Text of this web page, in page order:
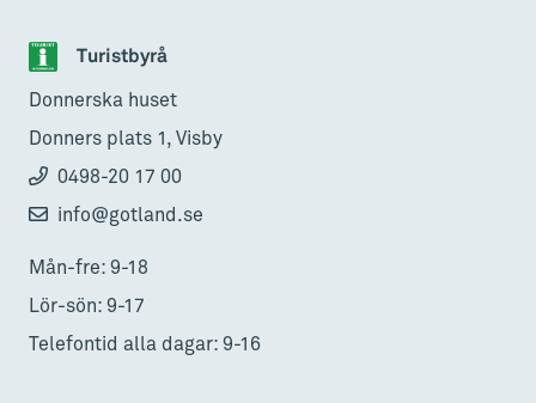
Turistbyrå
Donnerska huset
Donners plats 1, Visby
0498-20 17 00
info@gotland.se
Mån-fre: 9-18
Lör-sön: 9-17
Telefontid alla dagar: 9-16